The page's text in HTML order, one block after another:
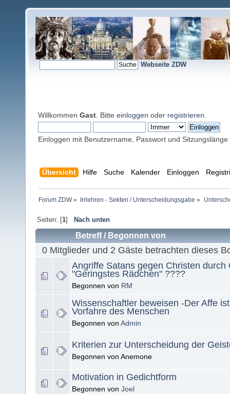
Webseite ZDW
Willkommen Gast . Bitte einloggen oder registrieren
Einloggen mit Benutzername, Passwort und Sitzungslänge
Übersicht Hilfe Suche Kalender Einloggen
Forum ZDW» Irrlehren - Sekten / Unterscheidungsgabe »
Seiten: [1] Nach unten
Betreff/ Begonnen von
0 Mitglieder und 2 Gäste betrachten dieses
Angriffe Satans gegen Christen durch
"Geringstes Rädchen" ????
Begonnen von RM
Wissenschaftler beweisen -Der Affe
Vorfahre des Menschen
Begonnen von Admin
Kriterien zur Unterscheidung der
Begonnen von Anemone
Motivation in Gedichtform
Begonnen von Joel